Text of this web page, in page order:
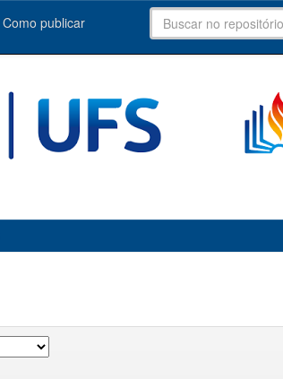
Como publicar